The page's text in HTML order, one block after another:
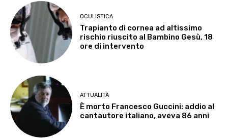
OCULISTICA
Trapianto di cornea ad altissimo
rischio riuscito al Bambino Gesù, 18
ore di intervento
ATTUALITÀ
È morto Francesco Guccini: addio al
cantautore italiano, aveva 86 anni